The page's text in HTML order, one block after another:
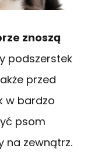
znoszą
podszerstek
przed
w bardzo
psom
na zewnątrz.